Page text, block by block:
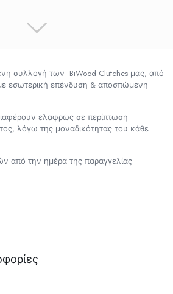
συλλογή των BiWood Clutches μας, από
εσωτερική επένδυση & αποσπώμενη
ελαφρώς σε περίπτωση
λόγω της μοναδικότητας του κάθε
από την ημέρα της παραγγελίας